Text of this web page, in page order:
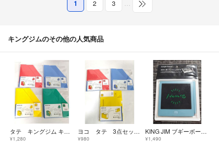
1 2 3 …
キングジムのその他の人気商品
タテ キングジム キングミニ ミニGボックスPP ４点セット
¥1,280
ヨコ タテ 3点セット キングジム キングミニ ミニGボックスPP
¥980
KING JIM ブギーボード 電子メモパッド BB-12 ブルー
¥1,490